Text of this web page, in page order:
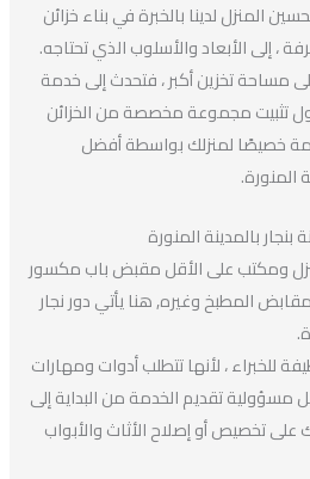
لدينا بالخبرة في بناء خزائن
الأبعاد والأسلوب الذي تحتاجه.
تخزين أكبر ، فتحدث إلى خدمة
مجموعة مخصصة من الخزائن
لمنزلك بواسطة أفضل
بالمدينة المنورة
على الأقل مقبض باب مكسور
المطبخ وغيره, هنا يأتي دور نجار
، لأنها تتطلب أدوات ومهارات
تقديم الخدمة من البداية إلى
تخصيص أو إصلاح الأثاث والأبواب